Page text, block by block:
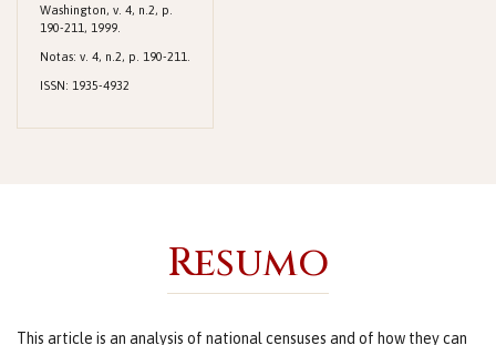
Washington, v. 4, n.2, p.
190-211, 1999.
Notas: v. 4, n.2, p. 190-211.
ISSN: 1935-4932
Resumo
This article is an analysis of national censuses and of how they can